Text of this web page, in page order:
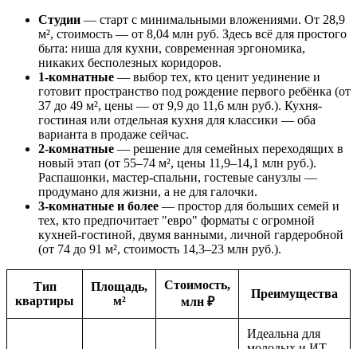
Студии — старт с минимальными вложениями. От 28,9
м², стоимость — от 8,04 млн руб. Здесь всё для простого
быта: ниша для кухни, современная эргономика,
никаких бесполезных коридоров.
1-комнатные — выбор тех, кто ценит уединение и
готовит пространство под рождение первого ребёнка (от
37 до 49 м², цены — от 9,9 до 11,6 млн руб.). Кухня-
гостиная или отдельная кухня для классики — оба
варианта в продаже сейчас.
2-комнатные — решение для семейных переходящих в
новый этап (от 55–74 м², цены 11,9–14,1 млн руб.).
Распашонки, мастер-спальни, гостевые санузлы —
продумано для жизни, а не для галочки.
3-комнатные и более — простор для больших семей и
тех, кто предпочитает "евро" форматы с огромной
кухней-гостиной, двумя ванными, личной гардеробной
(от 74 до 91 м², стоимость 14,3–23 млн руб.).
Тип
квартиры
Площадь,
м²
Стоимость,
млн ₽
Преимущества
Идеальна для